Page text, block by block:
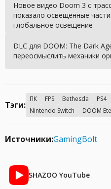
Новое видео Doom 3 с
показало освещённые
глобальное освещение
DLC для DOOM: The Dark
переосмыслить механики
Тэги:
ПК FPS Bethesda PS4
Nintendo Switch
DOOM
Источники:GamingBolt
SHAZOO YouTube